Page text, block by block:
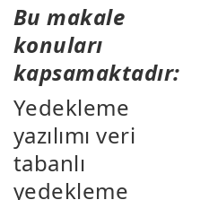
Bu makale
konuları
kapsamaktadır:
Yedekleme
yazılımı veri
tabanlı
yedekleme